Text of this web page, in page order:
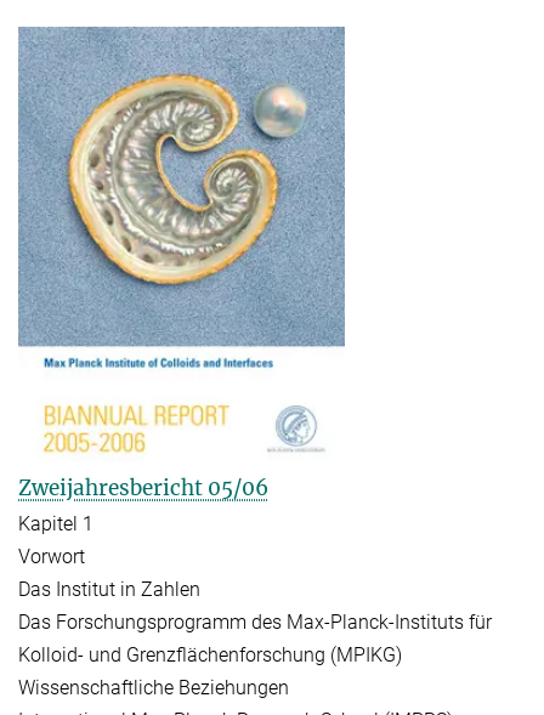
Zweijahresbericht 05/06
Kapitel 1
Vorwort
Das Institut in Zahlen
Das Forschungsprogramm des Max-Planck-Instituts für
Kolloid- und Grenzflächenforschung (MPIKG)
Wissenschaftliche Beziehungen